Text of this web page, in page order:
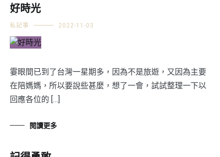
好時光
私記事 2022-11-03
霎眼間已到了台灣一星期多，因為不是旅遊，又因為主要
在陪媽媽，所以要說些甚麼，想了一會，試試整理一下以
回應各位的 […]
閱讀更多